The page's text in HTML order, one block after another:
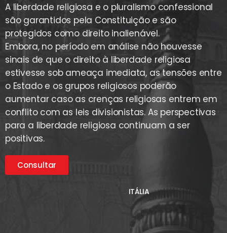
A liberdade religiosa e o pluralismo confessional
são garantidos pela Constituição e são
protegidos como direito inalienável.
Embora, no período em análise não houvesse
sinais de que o direito à liberdade religiosa
estivesse sob ameaça imediata, as tensões entre
o Estado e os grupos religiosos poderão
aumentar caso as crenças religiosas entrem em
conflito com as leis divisionistas. As perspectivas
para a liberdade religiosa continuam a ser
positivas.
Consultar
ITÁLIA